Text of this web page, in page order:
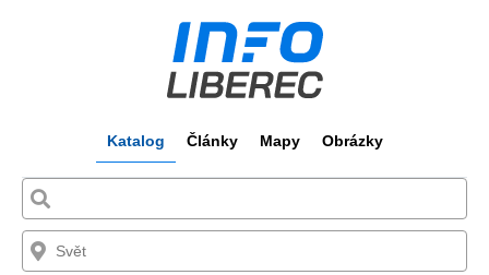
Katalog Články Mapy Obrázky